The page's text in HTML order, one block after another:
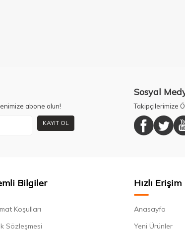
abone olun!
KAYIT OL
Sosyal
Takipçilerimize
Bilgiler
Koşulları
Sözleşmesi
Hızlı Erişim
Anasayfa
Yeni Ürünler